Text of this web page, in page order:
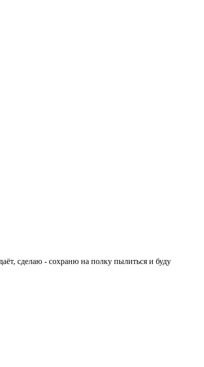
сделаю - сохраню на полку пылиться и буду